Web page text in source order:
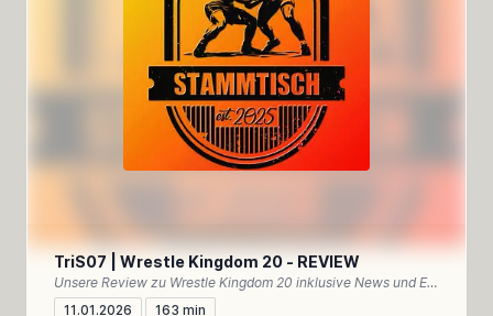
TriS07 | Wrestle Kingdom 20 - REVIEW
Unsere Review zu Wrestle Kingdom 20 inklusive News und Einordnung des NEW YEAR DASH!!
11.01.2026
163 min